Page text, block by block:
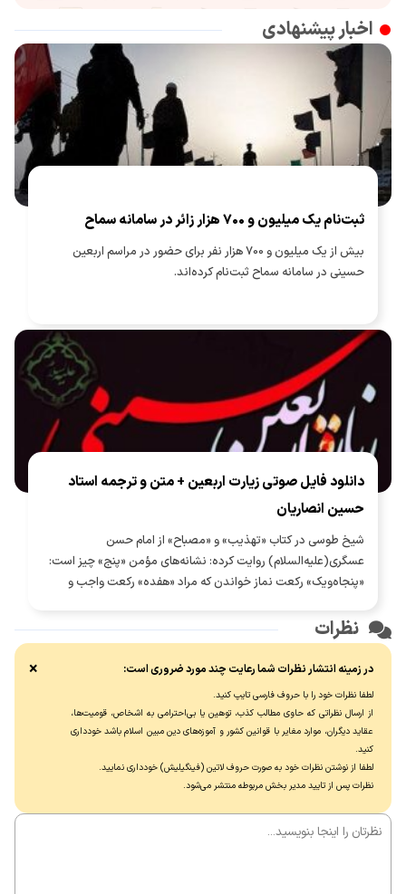
اخبار پیشنهادی
ثبت‌نام یک میلیون و 700 هزار زائر در سامانه سماح ‌
بیش از یک میلیون و 700 هزار نفر برای حضور در مراسم اربعین
حسینی در سامانه سماح ثبت‌نام کرده‌اند.
دانلود فایل صوتی زیارت اربعین + متن و ترجمه استاد
حسین انصاریان
شیخ طوسی در کتاب «تهذیب» و «مصباح» از امام حسن
عسگری(علیه‌السلام) روایت کرده: نشانه‌های مؤمن «پنج» چیز است:
«پنجاه‌ویک» رکعت نماز خواندن که مراد «هفده» رکعت واجب و
اربعین و انگشتر به دست راست کردن و پیشانی را در سجده بر خاک
نهادن و بلند گفتن «بِسْمِ اللّٰهِ الرَّحْمٰنِ الرَّحیِمِ».
نظرات
در زمینه انتشار نظرات شما رعایت چند مورد ضروری است:
لطفا نظرات خود را با حروف فارسی تایپ کنید.
از ارسال نظراتی که حاوی مطالب کذب، توهین یا بی‌احترامی به اشخاص، قومیت‌ها،
عقاید دیگران، موارد مغایر با قوانین کشور و آموزه‌های دین مبین اسلام باشد خودداری
کنید.
لطفا از نوشتن نظرات خود به صورت حروف لاتین (فینگیلیش) خودداری نماييد.
نظرات پس از تایید مدیر بخش مربوطه منتشر می‌شود.
×